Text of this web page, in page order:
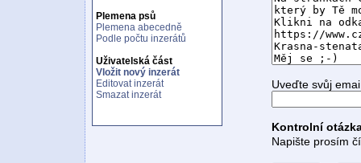
Plemena psů
Plemena abecedně
Podle počtu inzerátů
Uživatelská část
Vložit nový inzerát
Editovat inzerát
Smazat inzerát
Uveďte svůj
Kontrolní
Napište prosím